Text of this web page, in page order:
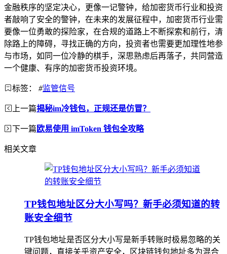
金融秩序的坚定决心，更像一记警钟，给加密货币行业和投资
者敲响了安全的警钟，在未来的发展征程中，加密货币行业需
要像一位勇敢的探险家，在合规的道路上不断探索和前行，清
除路上的障碍，寻找正确的方向，投资者也需要更加理性地参
与市场，如同一位冷静的棋手，深思熟虑后再落子，共同营造
一个健康、有序的加密货币投资环境。
标签： #监管信号
上一篇揭秘im冷钱包，正规还是仿冒？
下一篇 欧易使用 imToken 钱包全攻略
相关文章
TP钱包地址区分大小写吗？新手必须知道的转
账安全细节
TP钱包地址是否区分大小写是新手转账时极易忽略的关
键问题，直接关乎资产安全，区块链钱包地址多为混合